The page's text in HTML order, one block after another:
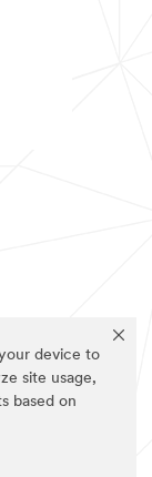
device to
site usage,
based on